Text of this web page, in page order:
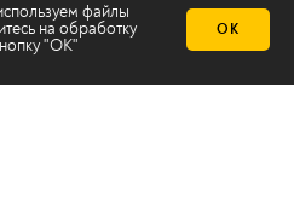
файлы
на обработку
"ОК"
ОК
«2Х2», 2026
информация